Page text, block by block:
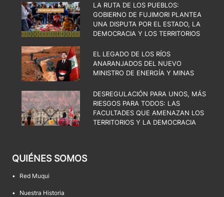
LA RUTA DE LOS PUEBLOS:
GOBIERNO DE FUJIMORI PLANTEA
UNA DISPUTA POR EL ESTADO, LA
DEMOCRACIA Y LOS TERRITORIOS
EL LEGADO DE LOS RÍOS
ANARANJADOS DEL NUEVO
MINISTRO DE ENERGÍA Y MINAS
DESREGULACIÓN PARA UNOS, MÁS
RIESGOS PARA TODOS: LAS
FACULTADES QUE AMENAZAN LOS
TERRITORIOS Y LA DEMOCRACIA
QUIÉNES SOMOS
• Red Muqui
• Nuestra Historia